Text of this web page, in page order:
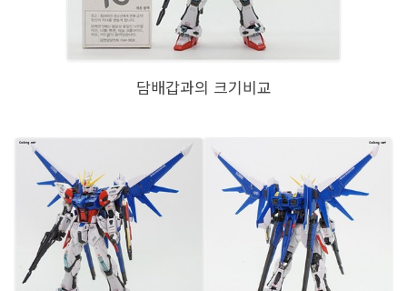
담배갑과의 크기비교